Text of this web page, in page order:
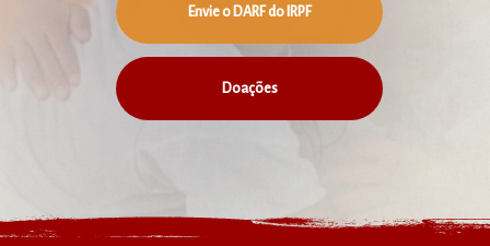
Envie o DARF do IRPF
Doações